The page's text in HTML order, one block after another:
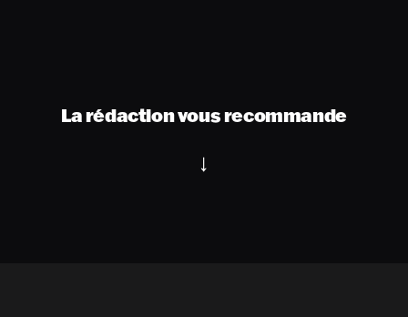
La rédaction vous recommande